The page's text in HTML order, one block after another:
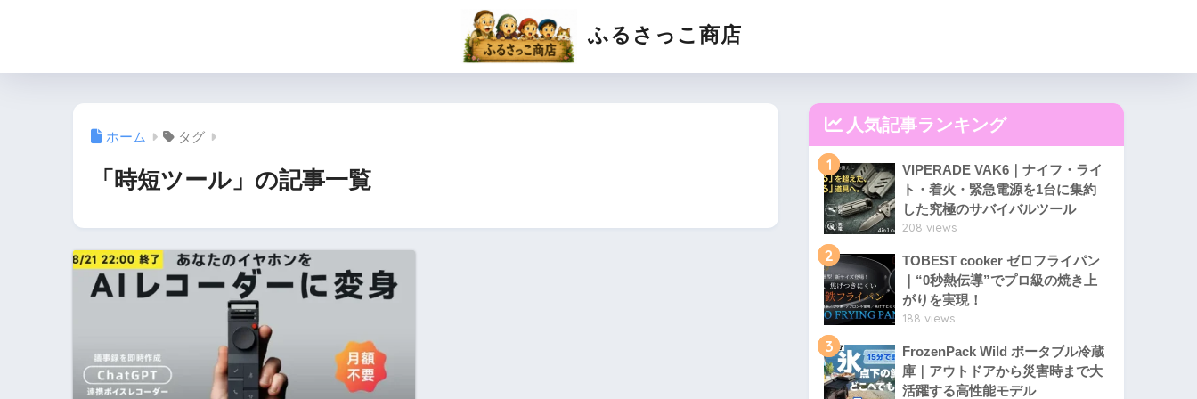
ふるさっこ商店
ホーム タグ
「時短ツール」の記事一覧
人気記事ランキング
1
VIPERADE VAK6｜ナイフ・ライ
ト・着火・緊急電源を1台に集約
した究極のサバイバルツール
208 views
2
TOBEST cooker ゼロフライパン
｜“0秒熱伝導”でプロ級の焼き上
がりを実現！
188 views
3
FrozenPack Wild ポータブル冷蔵
庫｜アウトドアから災害時まで大
活躍する高性能モデル